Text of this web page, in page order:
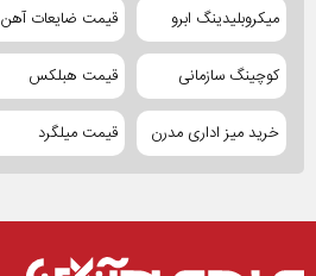
میکروبلیدینگ ابرو قیمت ضایعات آهن
کوچینگ سازمانی قیمت هبلکس
خرید میز اداری مدرن قیمت میلگرد